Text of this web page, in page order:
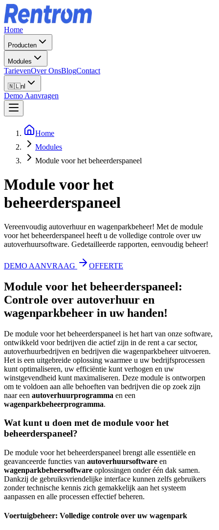
Home
Producten
Modules
TarievenOver OnsBlogContact
🇳🇱nl
Demo Aanvragen
Home
Modules
Module voor het beheerderspaneel
Module voor het
beheerderspaneel
Vereenvoudig autoverhuur en wagenparkbeheer! Met de module
voor het beheerderspaneel heeft u de volledige controle over uw
autoverhuursoftware. Gedetailleerde rapporten, eenvoudig beheer!
DEMO AANVRAAG OFFERTE
Module voor het beheerderspaneel:
Controle over autoverhuur en
wagenparkbeheer in uw handen!
De module voor het beheerderspaneel is het hart van onze software,
ontwikkeld voor bedrijven die actief zijn in de rent a car sector,
autoverhuurbedrijven en bedrijven die wagenparkbeheer uitvoeren.
Het is een uitgebreide oplossing waarmee u uw bedrijfsprocessen
kunt optimaliseren, uw efficiëntie kunt verhogen en uw
winstgevendheid kunt maximaliseren. Deze module is ontworpen
om te voldoen aan alle behoeften van bedrijven die op zoek zijn
naar een autoverhuurprogramma en een
wagenparkbeheerprogramma.
Wat kunt u doen met de module voor het
beheerderspaneel?
De module voor het beheerderspaneel brengt alle essentiële en
geavanceerde functies van autoverhuursoftware en
wagenparkbeheersoftware oplossingen onder één dak samen.
Dankzij de gebruiksvriendelijke interface kunnen zelfs gebruikers
zonder technische kennis zich gemakkelijk aan het systeem
aanpassen en alle processen effectief beheren.
Voertuigbeheer: Volledige controle over uw wagenpark